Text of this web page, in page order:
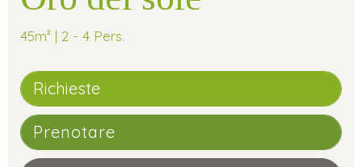
45m² | 2 - 4 Pers.
Richieste
Prenotare